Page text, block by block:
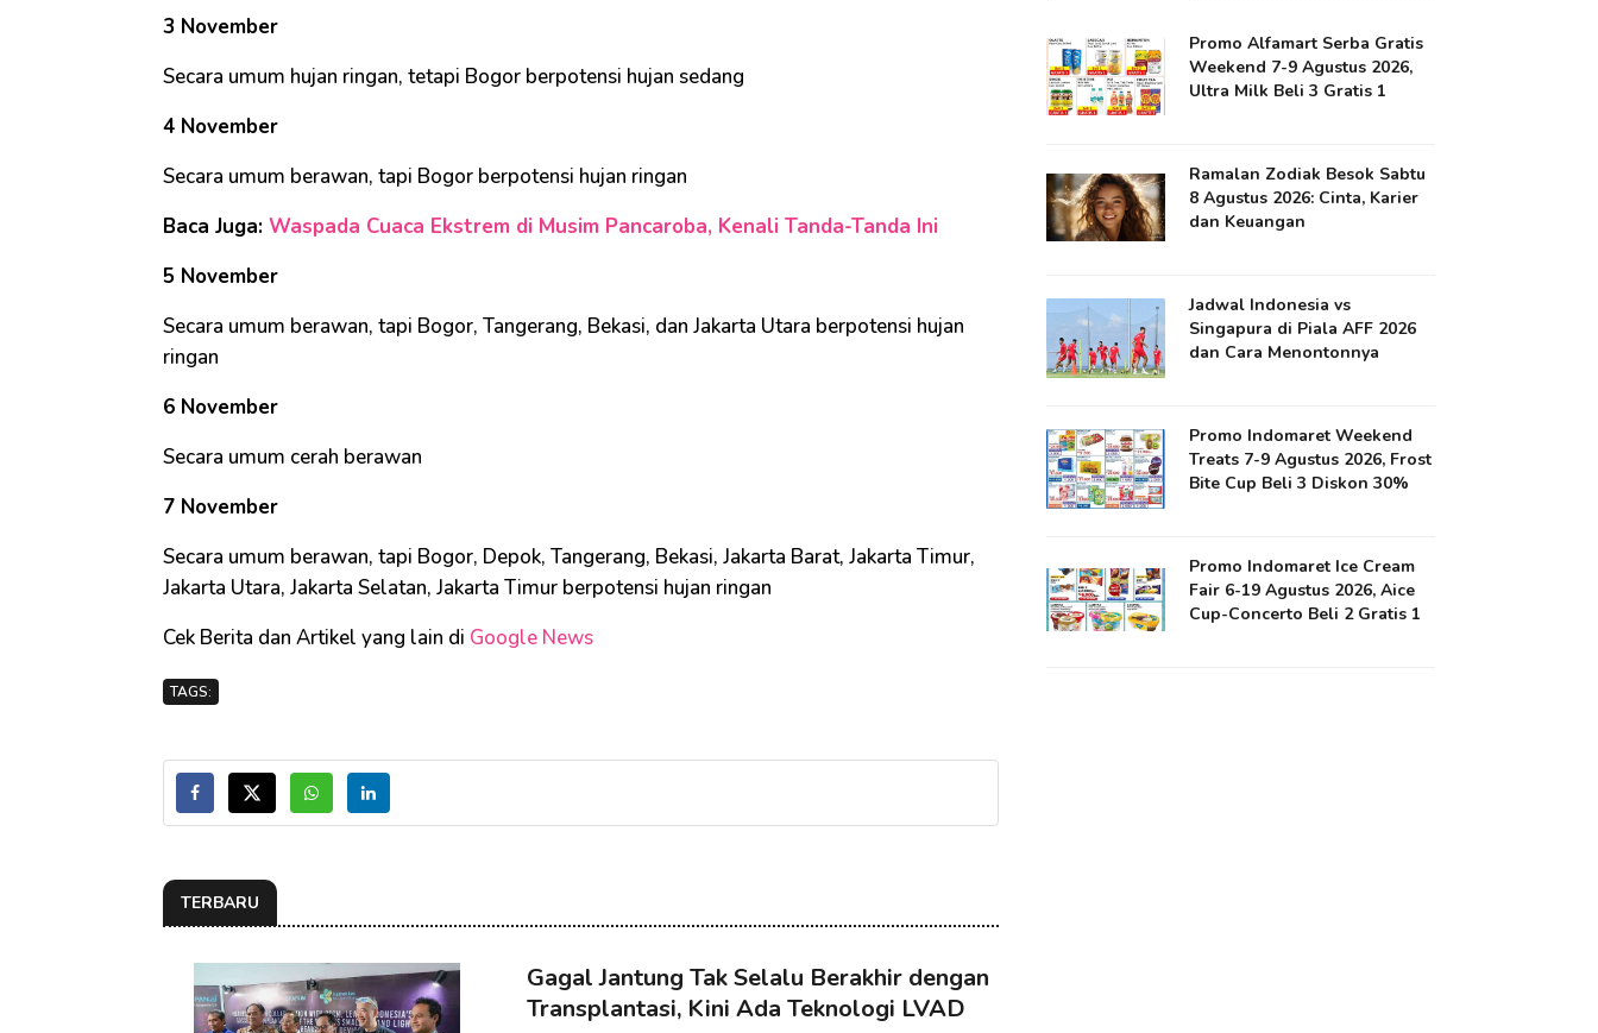
3 November
Secara umum hujan ringan, tetapi Bogor berpotensi hujan sedang
4 November
Secara umum berawan, tapi Bogor berpotensi hujan ringan
Baca Juga: Waspada Cuaca Ekstrem di Musim Pancaroba, Kenali Tanda-Tanda Ini
5 November
Secara umum berawan, tapi Bogor, Tangerang, Bekasi, dan Jakarta Utara berpotensi hujan
ringan
6 November
Secara umum cerah berawan
7 November
Secara umum berawan, tapi Bogor, Depok, Tangerang, Bekasi, Jakarta Barat, Jakarta Timur,
Jakarta Utara, Jakarta Selatan, Jakarta Timur berpotensi hujan ringan
Cek Berita dan Artikel yang lain di Google News
TAGS:
TERBARU
Gagal Jantung Tak Selalu Berakhir dengan
Transplantasi, Kini Ada Teknologi LVAD
Promo Alfamart Serba Gratis
Weekend 7-9 Agustus 2026,
Ultra Milk Beli 3 Gratis 1
Ramalan Zodiak Besok Sabtu
8 Agustus 2026: Cinta, Karier
dan Keuangan
Jadwal Indonesia vs
Singapura di Piala AFF 2026
dan Cara Menontonnya
Promo Indomaret Weekend
Treats 7-9 Agustus 2026, Frost
Bite Cup Beli 3 Diskon 30%
Promo Indomaret Ice Cream
Fair 6-19 Agustus 2026, Aice
Cup-Concerto Beli 2 Gratis 1